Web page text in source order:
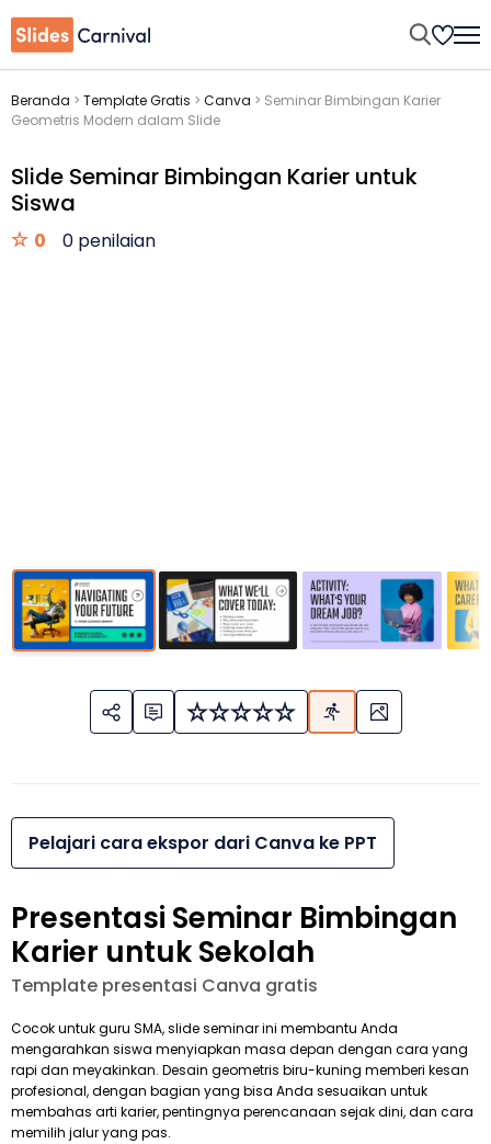
Beranda > Template Gratis > Canva > Seminar Bimbingan Karier
Geometris Modern dalam Slide
Slide Seminar Bimbingan Karier untuk
Siswa
0 0 penilaian
Pelajari cara ekspor dari Canva ke PPT
Presentasi Seminar Bimbingan
Karier untuk Sekolah
Template presentasi Canva gratis
Cocok untuk guru SMA, slide seminar ini membantu Anda
mengarahkan siswa menyiapkan masa depan dengan cara yang
rapi dan meyakinkan. Desain geometris biru-kuning memberi kesan
profesional, dengan bagian yang bisa Anda sesuaikan untuk
membahas arti karier, pentingnya perencanaan sejak dini, dan cara
memilih jalur yang pas.